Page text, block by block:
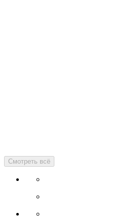
Смотреть всё